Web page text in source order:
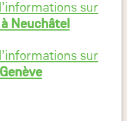
sur
Neuchâtel
sur